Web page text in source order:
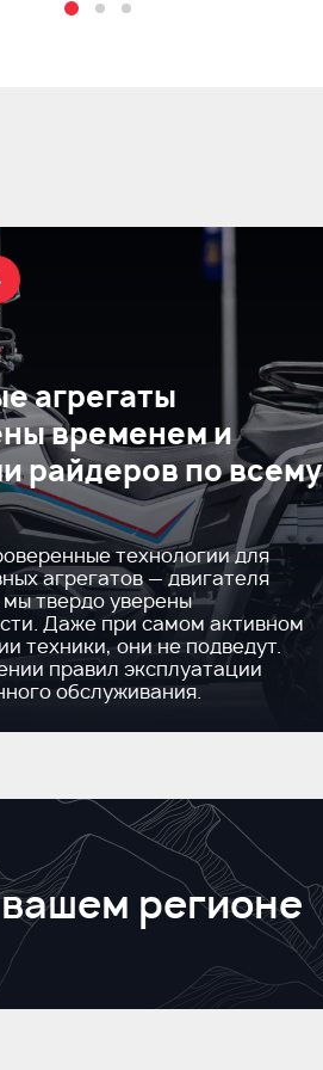
агрегаты
временем и
райдеров по всему
технологии для
агрегатов — двигателя
твердо уверены
Даже при самом активном
техники, они не подведут.
правил эксплуатации
обслуживания.
регионе